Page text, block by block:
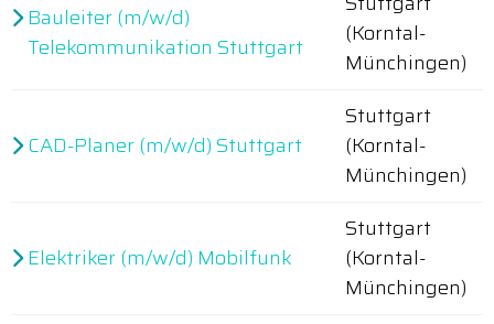
Bauleiter (m/w/d)
Telekommunikation Stuttgart
(Korntal-
Münchingen)
CAD-Planer (m/w/d) Stuttgart
Stuttgart
(Korntal-
Münchingen)
Elektriker (m/w/d) Mobilfunk
Stuttgart
(Korntal-
Münchingen)